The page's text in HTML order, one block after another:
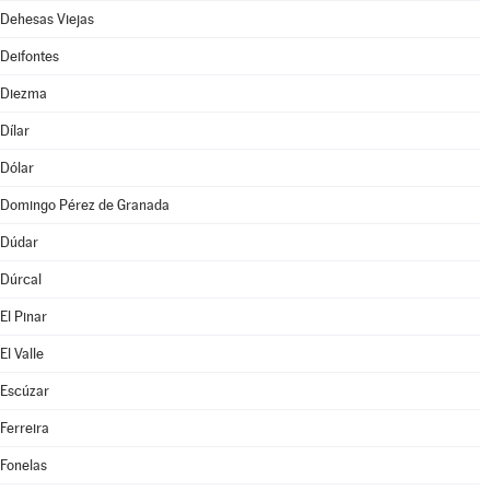
Dehesas Viejas
Deifontes
Diezma
Dílar
Dólar
Domingo Pérez de Granada
Dúdar
Dúrcal
El Pinar
El Valle
Escúzar
Ferreira
Fonelas